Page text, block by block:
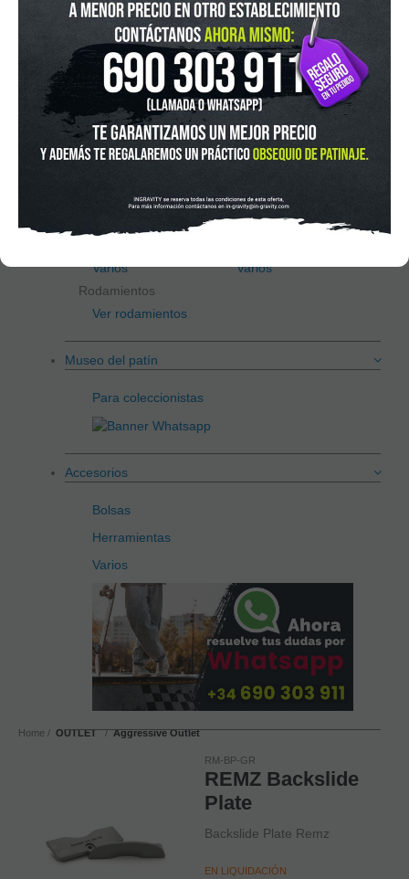
Scooter
Recambios
Freeskate / Slalom
Guía
Ruedas
Agresivo
Guía
Ruedas
Ruedas
Varios
Guías
Varios
Rodamientos
Ver rodamientos
Museo del patín
Para coleccionistas
Accesorios
Bolsas
Herramientas
Varios
Home OUTLET Aggressive Outlet
RM-BP-GR
REMZ Backslide
Plate
Backslide Plate Remz
EN LIQUIDACIÓN